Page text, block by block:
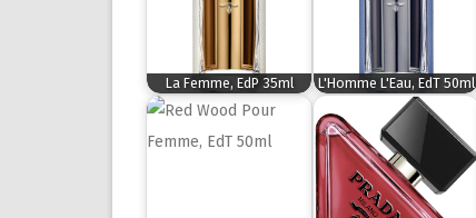
La Femme, EdP 35ml L'Homme L'Eau, EdT 50ml